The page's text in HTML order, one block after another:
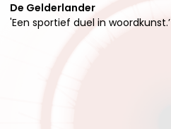
De Gelderlander
'Een sportief duel in woordkunst.’